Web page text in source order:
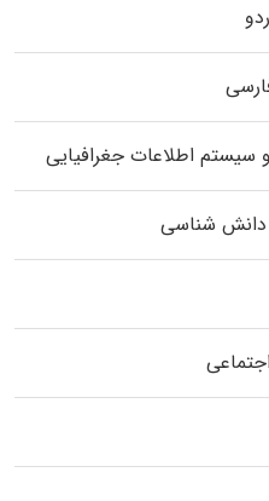
اطلاعات جغرافیایی
دانش شناسی